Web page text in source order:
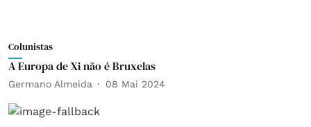
Colunistas
A Europa de Xi não é Bruxelas
Germano Almeida 08 Mai 2024